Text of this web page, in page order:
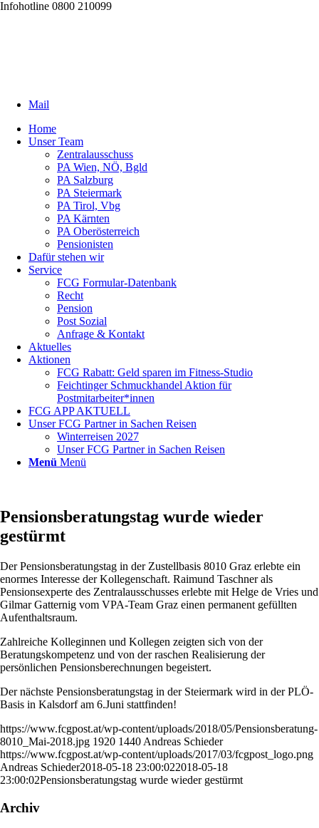
Infohotline 0800 210099
Mail
Home
Unser Team
Zentralausschuss
PA Wien, NÖ, Bgld
PA Salzburg
PA Steiermark
PA Tirol, Vbg
PA Kärnten
PA Oberösterreich
Pensionisten
Dafür stehen wir
Service
FCG Formular-Datenbank
Recht
Pension
Post Sozial
Anfrage & Kontakt
Aktuelles
Aktionen
FCG Rabatt: Geld sparen im Fitness-Studio
Feichtinger Schmuckhandel Aktion für
Postmitarbeiter*innen
FCG APP AKTUELL
Unser FCG Partner in Sachen Reisen
Winterreisen 2027
Unser FCG Partner in Sachen Reisen
Menü Menü
Pensionsberatungstag wurde wieder
gestürmt
Der Pensionsberatungstag in der Zustellbasis 8010 Graz erlebte ein
enormes Interesse der Kollegenschaft. Raimund Taschner als
Pensionsexperte des Zentralausschusses erlebte mit Helge de Vries und
Gilmar Gatternig vom VPA-Team Graz einen permanent gefüllten
Aufenthaltsraum.
Zahlreiche Kolleginnen und Kollegen zeigten sich von der
Beratungskompetenz und von der raschen Realisierung der
persönlichen Pensionsberechnungen begeistert.
Der nächste Pensionsberatungstag in der Steiermark wird in der PLÖ-
Basis in Kalsdorf am 6.Juni stattfinden!
https://www.fcgpost.at/wp-content/uploads/2018/05/Pensionsberatung-
8010_Mai-2018.jpg 1920 1440 Andreas Schieder
https://www.fcgpost.at/wp-content/uploads/2017/03/fcgpost_logo.png
Andreas Schieder2018-05-18 23:00:022018-05-18
23:00:02Pensionsberatungstag wurde wieder gestürmt
Archiv